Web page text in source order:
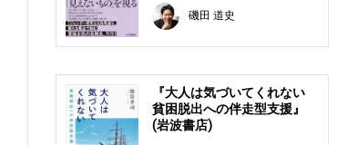
磯田 道史
『大人は気づいてくれない
貧困脱出への伴走型支援』
(岩波書店)